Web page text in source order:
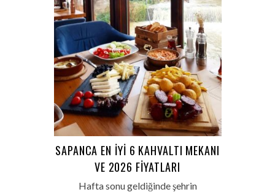
SAPANCA EN İYI 6 KAHVALTI MEKANI
VE 2026 FIYATLARI
Hafta sonu geldiğinde şehrin